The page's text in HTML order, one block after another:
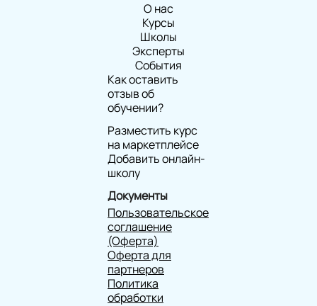
О нас
Курсы
Школы
Эксперты
События
Как оставить
отзыв об
обучении?
Разместить курс
на маркетплейсе
Добавить онлайн-
школу
Документы
Пользовательское
соглашение
(Оферта)
Оферта для
партнеров
Политика
обработки